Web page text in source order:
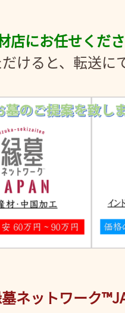
店にお任せくださ
けると、転送に
ネットワーク